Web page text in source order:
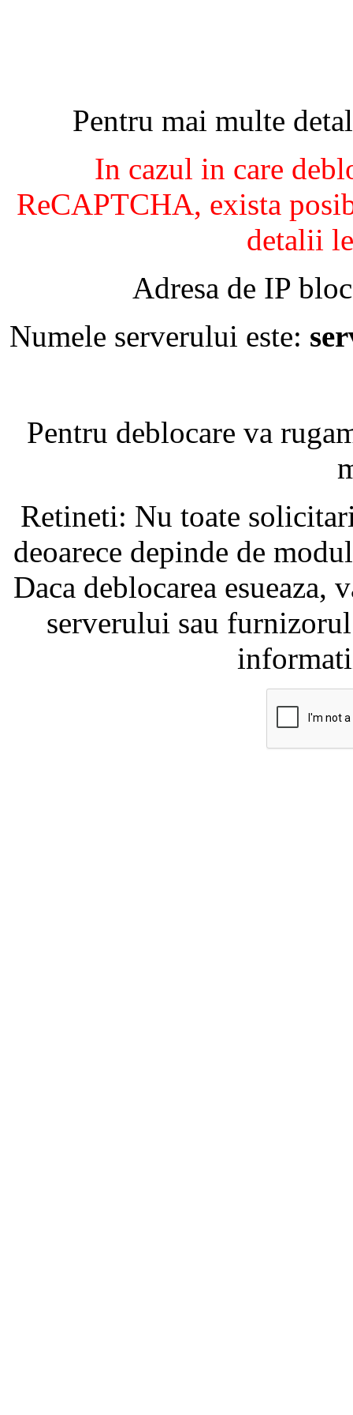
Pentru mai multe
In cazul in care
ReCAPTCHA, exista
detalii
Adresa de IP
Numele serverului este:
Pentru deblocare va
Retineti: Nu toate
deoarece depinde de
Daca deblocarea
serverului sau